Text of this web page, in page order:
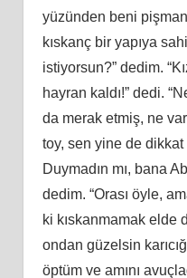
yüzünden beni
kıskanç bir yapıya
istiyorsun?” dedim.
hayran kaldı!” dedi.
da merak etmiş, ne
toy, sen yine de dikkat
Duymadın mı, bana
dedim. “Orası öyle,
ki kıskanmamak elde
ondan güzelsin
öptüm ve amını